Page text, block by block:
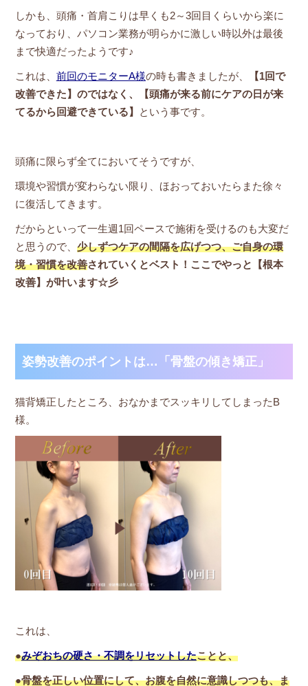
しかも、頭痛・首肩こりは早くも2～3回目くらいから楽に
なっており、パソコン業務が明らかに激しい時以外は最後
まで快適だったようです♪
これは、 前回のモニターA様の時も書きましたが、
【1回で
改善できた】のではなく、【頭痛が来る前にケアの日が来
てるから回避できている】
という事です。
頭痛に限らず全てにおいてそうですが、
環境や習慣が変わらない限り、ほおっておいたらまた徐々
に復活してきます。
だからといって一生週1回ペースで施術を受けるのも大変だ
と思うので、 少しずつケアの間隔を広げつつ、ご自身の環
境・習慣を改善されていくとベスト！ここでやっと【根本
改善】が叶います☆彡
姿勢改善のポイントは…「骨盤の傾き矯正」
猫背矯正したところ、おなかまでスッキリしてしまったB
様。
これは、
●みぞおちの硬さ・不調をリセットしたことと、
●骨盤を正しい位置にして、お腹を自然に意識しつつも、ま